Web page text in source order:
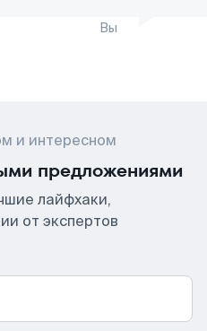
Вы
и интересном
предложениями
лайфхаки,
от экспертов